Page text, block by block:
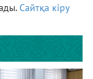
Сайтқа кіру